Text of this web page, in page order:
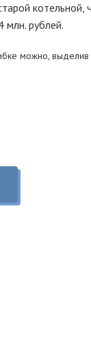
рублей.
можно, выделив